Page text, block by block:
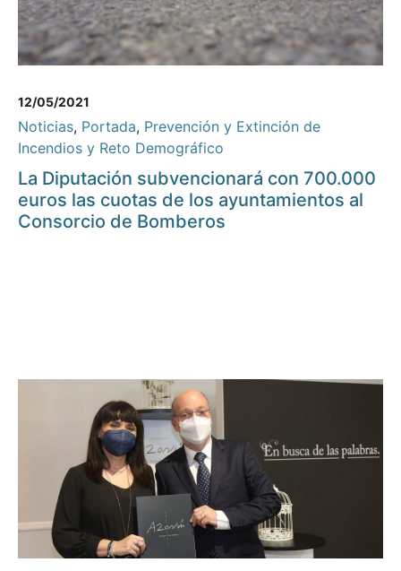
12/05/2021
Noticias, Portada, Prevención y Extinción de
Incendios y Reto Demográfico
La Diputación subvencionará con 700.000
euros las cuotas de los ayuntamientos al
Consorcio de Bomberos